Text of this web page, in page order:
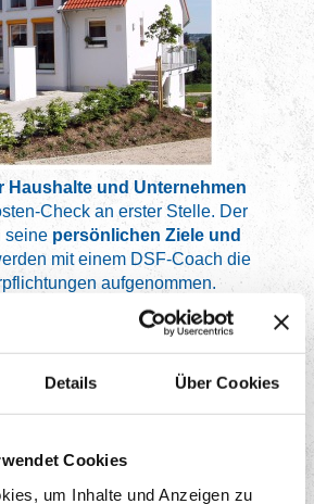
Details Über Cookies
Cookies
um Inhalte und Anzeigen zu
Haushalte und Unternehmen
Check an erster Stelle. Der
seine persönlichen Ziele und
mit einem DSF-Coach die
aufgenommen.
ist es Aufgabe der DSF und unserer
alle Kundenverträge
die Verträge das, was der